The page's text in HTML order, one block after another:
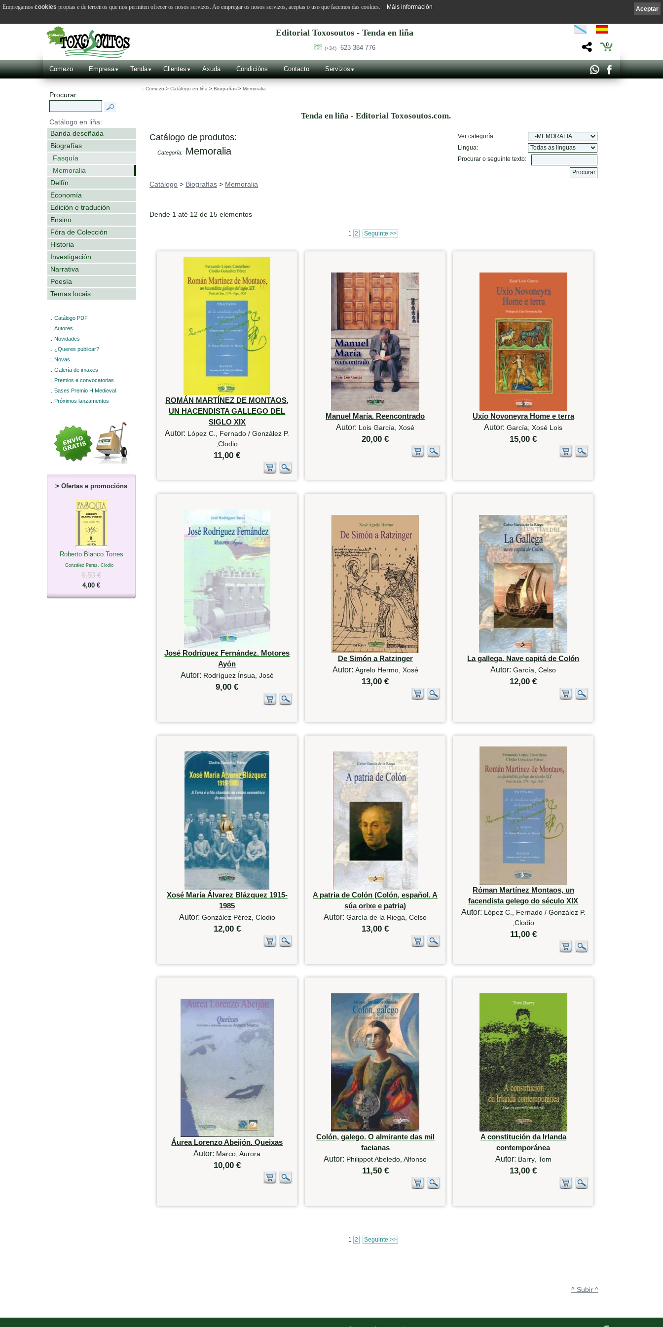
Editorial Toxosoutos - Tenda en liña
(+34) 623 384 776 0
Comezo Empresa Tenda Clientes Axuda Condicións Contacto Servizos
Procurar:
Catálogo en liña:
Banda deseñada
Biografías
Fasquía
Memoralia
Delfín
Economía
Edición e tradución
Ensino
Fóra de Colección
Historia
Investigación
Narrativa
Poesía
Temas locais
:.
Catálogo PDF
:.
Autores
:.
Novidades
:.
¿Queres publicar?
:.
Novas
:.
Galería de imaxes
:.
Premios e convocatorias
:.
Bases Premio H Medieval
:.
Próximos lanzamentos
> Ofertas e promocións
Roberto Blanco Torres
González Pérez, Clodio
6,50 €
4,00 €
:: Comezo > Catálogo en liña > Biografías > Memoralia
Tenda en liña - Editorial Toxosoutos.com.
Catálogo de produtos:
Categoría: Memoralia
Ver categoría:
Lingua:
Procurar o seguinte texto:
Catálogo > Biografías > Memoralia
Dende 1 até 12 de 15 elementos
1 2 Seguinte >>
ROMÁN MARTÍNEZ DE MONTAOS,
UN HACENDISTA GALLEGO DEL
SIGLO XIX
Autor: López C., Fernado / González P.
,Clodio
11,00 €
Manuel María. Reencontrado
Autor: Lois García, Xosé
20,00 €
Uxío Novoneyra Home e terra
Autor:García, Xosé Lois
15,00 €
José Rodríguez Fernández. Motores
Ayón
Autor: Rodríguez Ínsua, José
9,00 €
De Simón a Ratzinger
Autor: Agrelo Hermo, Xosé
13,00 €
La gallega. Nave capitá de Colón
Autor:García, Celso
12,00 €
Xosé María Álvarez Blázquez 1915-
1985
Autor: González Pérez, Clodio
12,00 €
A patria de Colón (Colón, español. A
súa orixe e patria)
Autor:García de la Riega, Celso
13,00 €
Róman Martínez Montaos, un
facendista gelego do século XIX
Autor: López C., Fernado / González P.
,Clodio
11,00 €
Áurea Lorenzo Abeijón. Queixas
Autor: Marco, Aurora
10,00 €
Colón, galego. O almirante das mil
facianas
Autor: Philippot Abeledo, Alfonso
11,50 €
A constitución da Irlanda
contemporánea
Autor: Barry, Tom
13,00 €
1 2 Seguinte >>
^ Subir ^
Aceptar
Empregamos cookies propias e de terceiros que nos permiten ofrecer os nosos servizos. Ao empregar os nosos servizos, aceptas o uso que facemos das cookies. Máis información